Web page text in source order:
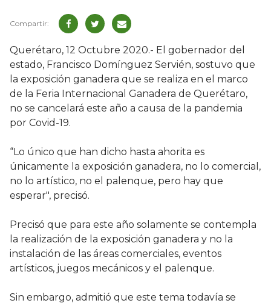
Querétaro, 12 Octubre 2020.- El gobernador del
estado, Francisco Domínguez Servién, sostuvo que
la exposición ganadera que se realiza en el marco
de la Feria Internacional Ganadera de Querétaro,
no se cancelará este año a causa de la pandemia
por Covid-19.
“Lo único que han dicho hasta ahorita es
únicamente la exposición ganadera, no lo comercial,
no lo artístico, no el palenque, pero hay que
esperar", precisó.
Precisó que para este año solamente se contempla
la realización de la exposición ganadera y no la
instalación de las áreas comerciales, eventos
artísticos, juegos mecánicos y el palenque.
Sin embargo, admitió que este tema todavía se